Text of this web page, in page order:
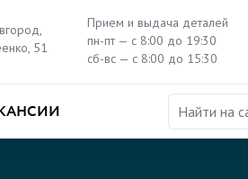
51
Прием и выдача деталей
пн-пт — с 8:00 до 19:30
сб-вс — с 8:00 до 15:30